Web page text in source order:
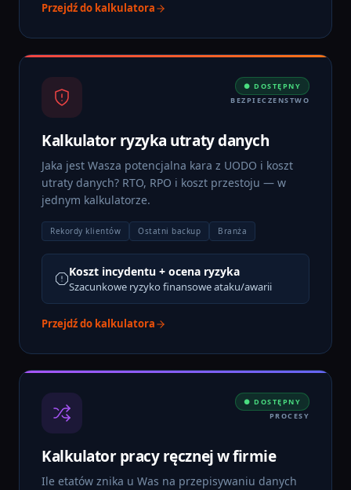
Przejdź do kalkulatora
● DOSTĘPNY
BEZPIECZENSTWO
Kalkulator ryzyka utraty danych
Jaka jest Wasza potencjalna kara z UODO i koszt
utraty danych? RTO, RPO i koszt przestoju — w
jednym kalkulatorze.
Rekordy klientów Ostatni backup Branża
Koszt incydentu + ocena ryzyka
Szacunkowe ryzyko finansowe ataku/awarii
Przejdź do kalkulatora
● DOSTĘPNY
PROCESY
Kalkulator pracy ręcznej w firmie
Ile etatów znika u Was na przepisywaniu danych